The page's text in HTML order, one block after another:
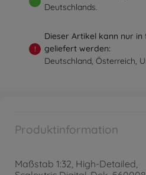
Deutschlands.
!
Dieser Artikel kann nur
geliefert werden:
Deutschland, Österreich,
Produktinformation
Maßstab 1:32, High-Detailed,